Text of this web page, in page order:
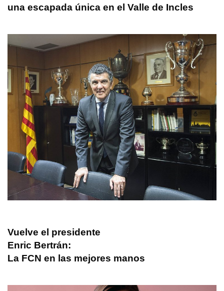
una escapada única en el Valle de Incles
Vuelve el presidente
Enric Bertrán:
La FCN en las mejores manos